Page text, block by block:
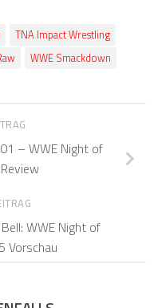
TNA Impact Wrestling
WWE Smackdown
– WWE Night of
WWE Night of
Vorschau